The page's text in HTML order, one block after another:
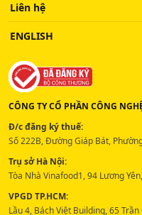
Liên hệ
ENGLISH
CÔNG TY CỔ PHẦN CÔNG
Đ/c đăng ký thuế:
Số 222B, Đường Giáp Bát,
Trụ sở Hà Nội:
Tòa Nhà Vinafood1, 94 Lương
VPGD TP.HCM:
Lầu 4, Bách Việt Building, 65